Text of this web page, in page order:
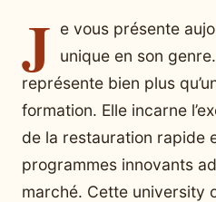
J e vous présente
unique en son
représente bien plus
formation. Elle incarne
de la restauration rapide
programmes innovants
marché. Cette university